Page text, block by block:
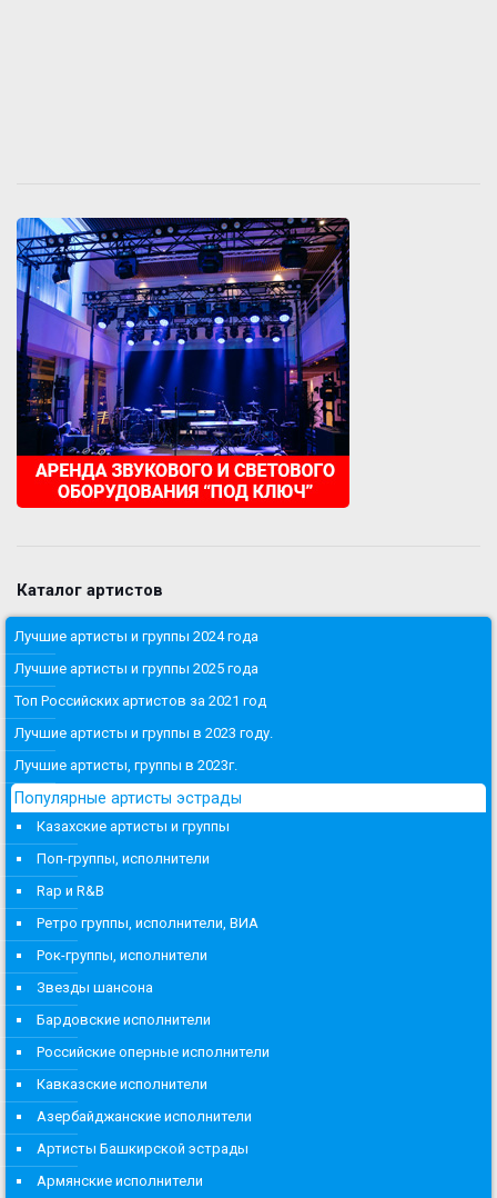
Каталог артистов
Лучшие артисты и группы 2024 года
Лучшие артисты и группы 2025 года
Топ Российских артистов за 2021 год
Лучшие артисты и группы в 2023 году.
Лучшие артисты, группы в 2023г.
Популярные артисты эстрады
Казахские артисты и группы
Поп-группы, исполнители
Rap и R&B
Ретро группы, исполнители, ВИА
Рок-группы, исполнители
Звезды шансона
Бардовские исполнители
Российские оперные исполнители
Кавказские исполнители
Азербайджанские исполнители
Артисты Башкирской эстрады
Армянские исполнители